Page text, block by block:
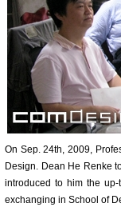
On Sep. 24th, 2009,
Design. Dean He Renke
introduced to him the up-
exchanging in School of